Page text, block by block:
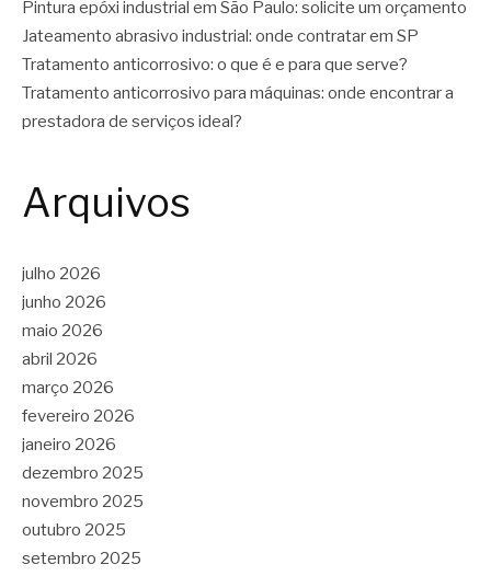
Pintura epóxi industrial em São Paulo: solicite um orçamento
Jateamento abrasivo industrial: onde contratar em SP
Tratamento anticorrosivo: o que é e para que serve?
Tratamento anticorrosivo para máquinas: onde encontrar a
prestadora de serviços ideal?
Arquivos
julho 2026
junho 2026
maio 2026
abril 2026
março 2026
fevereiro 2026
janeiro 2026
dezembro 2025
novembro 2025
outubro 2025
setembro 2025